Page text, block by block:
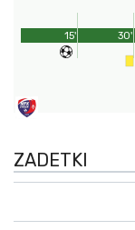
15' 30'
ZADETKI